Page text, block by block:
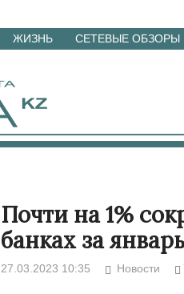
ЖИЗНЬ СЕТЕВЫЕ ОБЗОРЫ
Почти на 1%
банках за
27.03.2023 10:35 Новости